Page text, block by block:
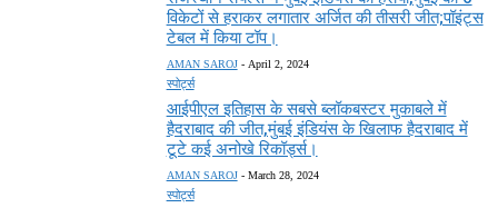
विकेटों से हराकर लगातार अर्जित की तीसरी जीत;पॉइंट्स
टेबल में किया टॉप।
AMAN SAROJ - April 2, 2024
स्पोर्ट्स
आईपीएल इतिहास के सबसे ब्लॉकबस्टर मुकाबले में
हैदराबाद की जीत,मुंबई इंडियंस के खिलाफ हैदराबाद में
टूटे कई अनोखे रिकॉर्ड्स।
AMAN SAROJ - March 28, 2024
स्पोर्ट्स